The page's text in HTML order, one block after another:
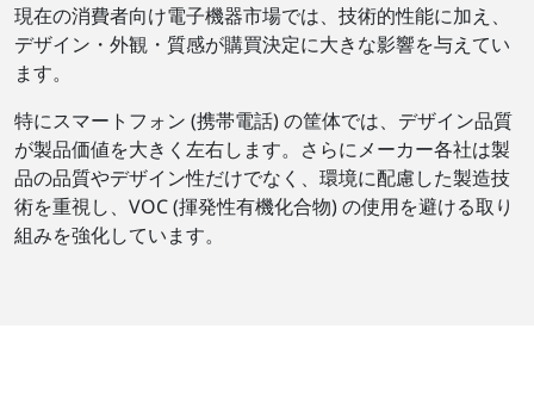
現在の消費者向け電子機器市場では、技術的性能に加え、
デザイン・外観・質感が購買決定に大きな影響を与えてい
ます。
特にスマートフォン (携帯電話) の筐体では、デザイン品質
が製品価値を大きく左右します。さらにメーカー各社は製
品の品質やデザイン性だけでなく、環境に配慮した製造技
術を重視し、VOC (揮発性有機化合物) の使用を避ける取り
組みを強化しています。